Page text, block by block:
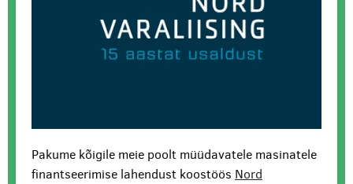
Pakume kõigile meie poolt müüdavatele masinatele
finantseerimise lahendust koostöös Nord